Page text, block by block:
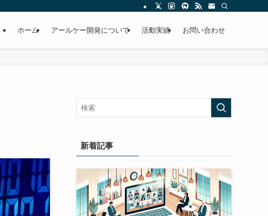
ホーム アールケー開発について 活動実績 お問い合わせ
新着記事